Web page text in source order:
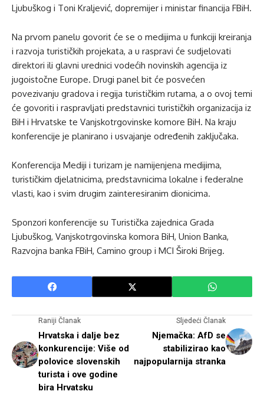
Ljubuškog i Toni Kraljević, dopremijer i ministar financija FBiH.
Na prvom panelu govorit će se o medijima u funkciji kreiranja
i razvoja turističkih projekata, a u raspravi će sudjelovati
direktori ili glavni urednici vodećih novinskih agencija iz
jugoistočne Europe. Drugi panel bit će posvećen
povezivanju gradova i regija turističkim rutama, a o ovoj temi
će govoriti i raspravljati predstavnici turističkih organizacija iz
BiH i Hrvatske te Vanjskotrgovinske komore BiH. Na kraju
konferencije je planirano i usvajanje određenih zaključaka.
Konferencija Mediji i turizam je namijenjena medijima,
turističkim djelatnicima, predstavnicima lokalne i federalne
vlasti, kao i svim drugim zainteresiranim dionicima.
Sponzori konferencije su Turistička zajednica Grada
Ljubuškog, Vanjskotrgovinska komora BiH, Union Banka,
Razvojna banka FBiH, Camino group i MCI Široki Brijeg.
Raniji Članak
Hrvatska i dalje bez
konkurencije: Više od
polovice slovenskih
turista i ove godine
bira Hrvatsku
Sljedeći Članak
Njemačka: AfD se
stabilizirao kao
najpopularnija stranka